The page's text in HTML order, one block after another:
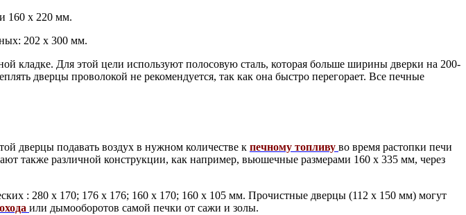
160 х 220 мм.
202 х 300 мм.
кладке. Для этой цели используют полосовую сталь, которая больше ширины дверки на 200-
дверцы проволокой не рекомендуется, так как она быстро перегорает. Все печные
дверцы подавать воздух в нужном количестве к печному топливу во время растопки печи
также различной конструкции, как например, вьюшечные размерами 160 х 335 мм, через
: 280 х 170; 176 х 176; 160 х 170; 160 х 105 мм. Прочистные дверцы (112 х 150 мм) могут
или дымооборотов самой печки от сажи и золы.